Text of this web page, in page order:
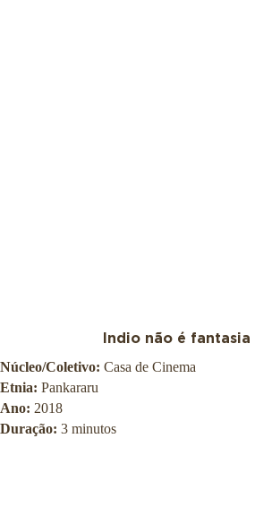
Indio não é fantasia
Núcleo/Coletivo: Casa de Cinema
Etnia: Pankararu
Ano: 2018
Duração: 3 minutos